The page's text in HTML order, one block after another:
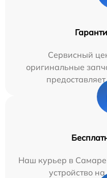
Сервисный
оригинальные
Наш курьер в Самаре
устройство